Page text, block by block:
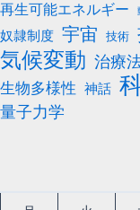
再生可能エネルギー
奴隷制度 宇宙 技術
気候変動 治療
生物多様性 神話
量子力学